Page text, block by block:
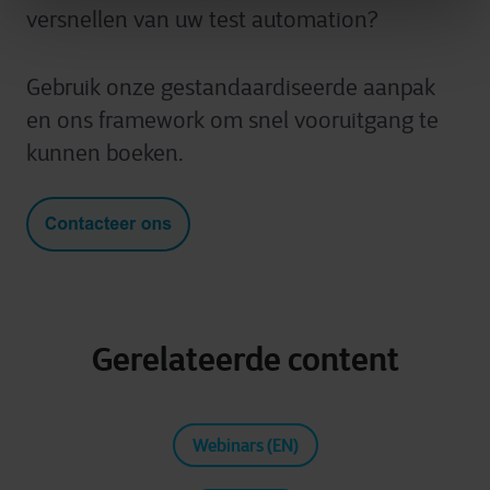
versnellen van uw test automation?
Gebruik onze gestandaardiseerde aanpak
en ons framework om snel vooruitgang te
kunnen boeken.
Gerelateerde content
Webinars (EN)